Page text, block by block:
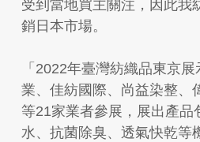
受到當地買主關注，因此我
銷日本市場。
「2022年臺灣紡織品東京
業、佳紡國際、尚益染整、
等21家業者參展，展出產品
水、抗菌除臭、透氣快乾等